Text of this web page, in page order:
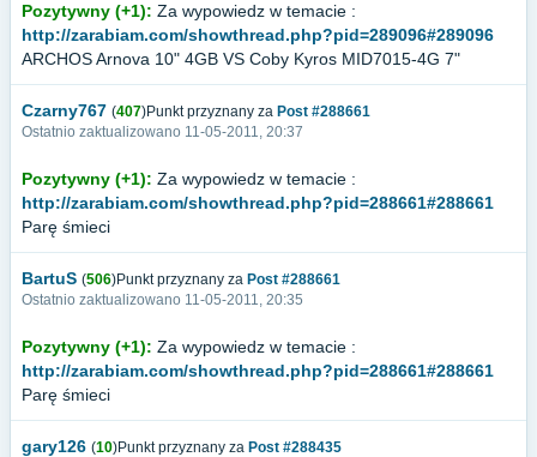
Pozytywny (+1): Za wypowiedz w temacie :
http://zarabiam.com/showthread.php?pid=289096#289096
ARCHOS Arnova 10" 4GB VS Coby Kyros MID7015-4G 7"
Czarny767 (407)Punkt przyznany za Post #288661
Ostatnio zaktualizowano 11-05-2011, 20:37
Pozytywny (+1): Za wypowiedz w temacie :
http://zarabiam.com/showthread.php?pid=288661#288661
Parę śmieci
BartuS (506)Punkt przyznany za Post #288661
Ostatnio zaktualizowano 11-05-2011, 20:35
Pozytywny (+1): Za wypowiedz w temacie :
http://zarabiam.com/showthread.php?pid=288661#288661
Parę śmieci
gary126 (10)Punkt przyznany za Post #288435